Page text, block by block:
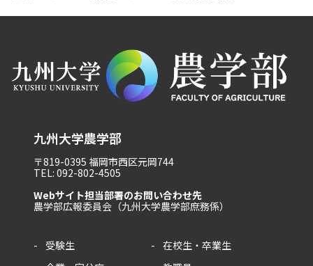
九州大学農学部
〒819-0395 福岡市西区元岡744
TEL: 092-802-4505
Webサイト担当部署のお問い合わせ先
農学部広報委員会（九州大学農学部庶務係）
受験生
在校生・卒業生